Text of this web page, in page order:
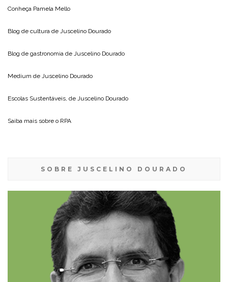
Conheça Pamela Mello
Blog de cultura de Juscelino Dourado
Blog de gastronomia de Juscelino Dourado
Medium de Juscelino Dourado
Escolas Sustentáveis, de Juscelino Dourado
Saiba mais sobre o RPA
SOBRE JUSCELINO DOURADO